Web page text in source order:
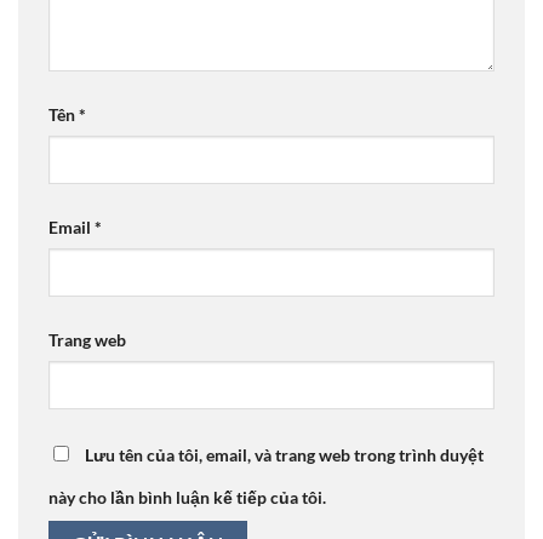
Tên*
Email *
Trang web
Lưu tên của tôi, email, và trang web trong trình duyệt
này cho lần bình luận kế tiếp của tôi.